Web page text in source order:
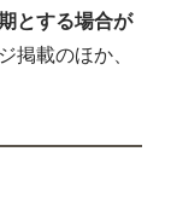
とする場合が
掲載のほか、